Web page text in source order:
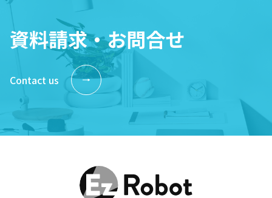
資料請求・お問合せ
Contact us